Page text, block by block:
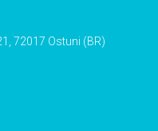
72017 Ostuni (BR)